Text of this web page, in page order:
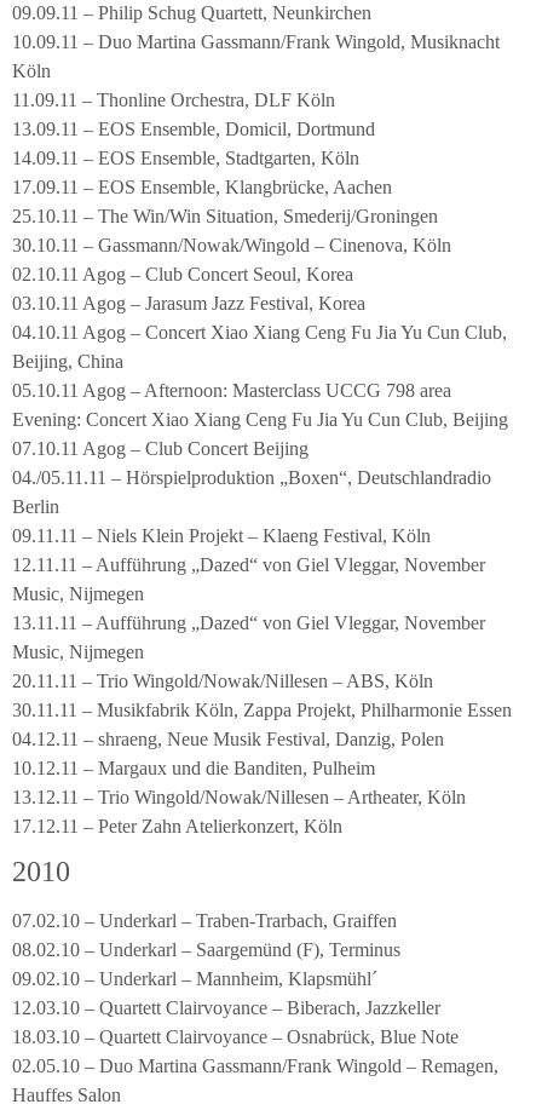
09.09.11 – Philip Schug Quartett, Neunkirchen
10.09.11 – Duo Martina Gassmann/Frank Wingold, Musiknacht
Köln
11.09.11 – Thonline Orchestra, DLF Köln
13.09.11 – EOS Ensemble, Domicil, Dortmund
14.09.11 – EOS Ensemble, Stadtgarten, Köln
17.09.11 – EOS Ensemble, Klangbrücke, Aachen
25.10.11 – The Win/Win Situation, Smederij/Groningen
30.10.11 – Gassmann/Nowak/Wingold – Cinenova, Köln
02.10.11 Agog – Club Concert Seoul, Korea
03.10.11 Agog – Jarasum Jazz Festival, Korea
04.10.11 Agog – Concert Xiao Xiang Ceng Fu Jia Yu Cun Club,
Beijing, China
05.10.11 Agog – Afternoon: Masterclass UCCG 798 area
Evening: Concert Xiao Xiang Ceng Fu Jia Yu Cun Club, Beijing
07.10.11 Agog – Club Concert Beijing
04./05.11.11 – Hörspielproduktion „Boxen“, Deutschlandradio
Berlin
09.11.11 – Niels Klein Projekt – Klaeng Festival, Köln
12.11.11 – Aufführung „Dazed“ von Giel Vleggar, November
Music, Nijmegen
13.11.11 – Aufführung „Dazed“ von Giel Vleggar, November
Music, Nijmegen
20.11.11 – Trio Wingold/Nowak/Nillesen – ABS, Köln
30.11.11 – Musikfabrik Köln, Zappa Projekt, Philharmonie Essen
04.12.11 – shraeng, Neue Musik Festival, Danzig, Polen
10.12.11 – Margaux und die Banditen, Pulheim
13.12.11 – Trio Wingold/Nowak/Nillesen – Artheater, Köln
17.12.11 – Peter Zahn Atelierkonzert, Köln
2010
07.02.10 – Underkarl – Traben-Trarbach, Graiffen
08.02.10 – Underkarl – Saargemünd (F), Terminus
09.02.10 – Underkarl – Mannheim, Klapsmühl´
12.03.10 – Quartett Clairvoyance – Biberach, Jazzkeller
18.03.10 – Quartett Clairvoyance – Osnabrück, Blue Note
02.05.10 – Duo Martina Gassmann/Frank Wingold – Remagen,
Hauffes Salon